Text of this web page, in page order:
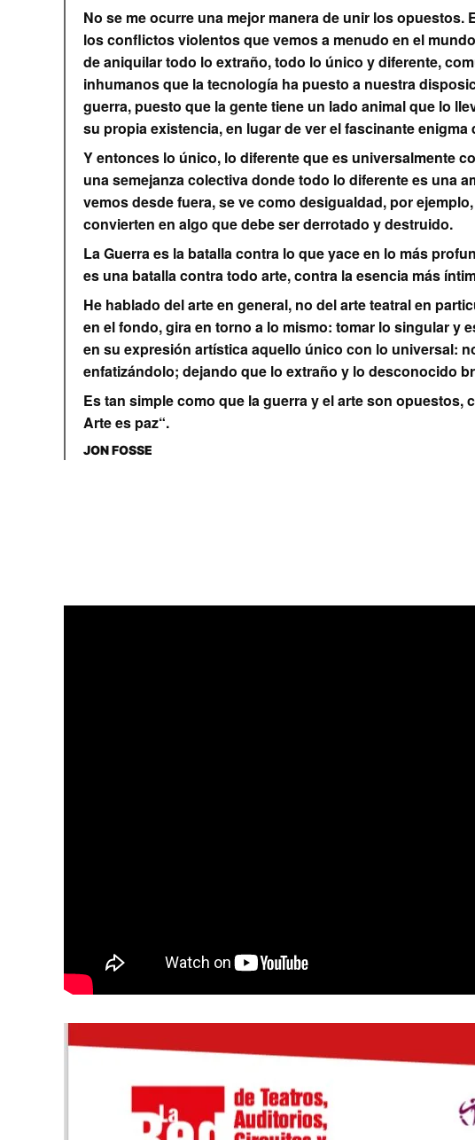
No se me ocurre una mejor manera de unir los opuestos.
los conflictos violentos que vemos a menudo en el
de aniquilar todo lo extraño, todo lo único y diferente,
inhumanos que la tecnología ha puesto a nuestra
guerra, puesto que la gente tiene un lado animal que lo
su propia existencia, en lugar de ver el fascinante enigma
Y entonces lo único, lo diferente que es universalmente
una semejanza colectiva donde todo lo diferente es una
vemos desde fuera, se ve como desigualdad, por
convierten en algo que debe ser derrotado y destruido.
La Guerra es la batalla contra lo que yace en lo más
es una batalla contra todo arte, contra la esencia más
He hablado del arte en general, no del arte teatral en
en el fondo, gira en torno a lo mismo: tomar lo singular y
en su expresión artística aquello único con lo universal:
enfatizándolo; dejando que lo extraño y lo desconocido
Es tan simple como que la guerra y el arte son opuestos,
Arte es paz“.
JON FOSSE